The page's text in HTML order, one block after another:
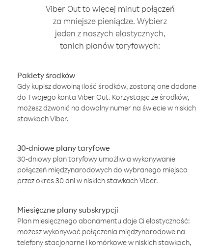
Viber Out to więcej minut połączeń
za mniejsze pieniądze. Wybierz
jeden z naszych elastycznych,
tanich planów taryfowych:
Pakiety środków
Gdy kupisz dowolną ilość środków, zostaną one dodane
do Twojego konta Viber Out. Korzystając ze środków,
możesz dzwonić na dowolny numer na świecie w niskich
stawkach Viber.
30-dniowe plany taryfowe
30-dniowy plan taryfowy umożliwia wykonywanie
połączeń międzynarodowych do wybranego miejsca
przez okres 30 dni w niskich stawkach Viber.
Miesięczne plany subskrypcji
Plan miesięcznego abonamentu daje Ci elastyczność:
możesz wykonywać połączenia międzynarodowe na
telefony stacjonarne i komórkowe w niskich stawkach,